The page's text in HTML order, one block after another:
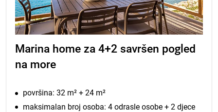
Marina home za 4+2 savršen pogled
na more
površina: 32 m² + 24 m²
maksimalan broj osoba: 4 odrasle osobe + 2 djece